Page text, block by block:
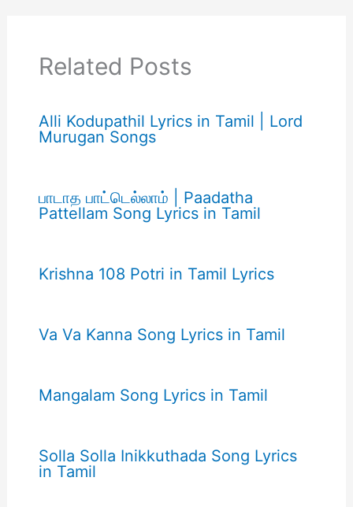
Related Posts
Alli Kodupathil Lyrics in Tamil | Lord
Murugan Songs
பாடாத பாட்டெல்லாம் | Paadatha
Pattellam Song Lyrics in Tamil
Krishna 108 Potri in Tamil Lyrics
Va Va Kanna Song Lyrics in Tamil
Mangalam Song Lyrics in Tamil
Solla Solla Inikkuthada Song Lyrics
in Tamil